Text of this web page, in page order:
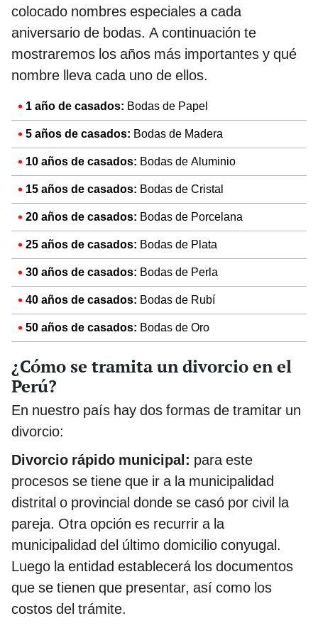
colocado nombres especiales a cada
aniversario de bodas. A continuación te
mostraremos los años más importantes y qué
nombre lleva cada uno de ellos.
1 año de casados: Bodas de Papel
5 años de casados: Bodas de Madera
10 años de casados: Bodas de Aluminio
15 años de casados: Bodas de Cristal
20 años de casados: Bodas de Porcelana
25 años de casados: Bodas de Plata
30 años de casados: Bodas de Perla
40 años de casados: Bodas de Rubí
50 años de casados: Bodas de Oro
¿Cómo se tramita un divorcio en el
Perú?
En nuestro país hay dos formas de tramitar un
divorcio:
Divorcio rápido municipal: para este
procesos se tiene que ir a la municipalidad
distrital o provincial donde se casó por civil la
pareja. Otra opción es recurrir a la
municipalidad del último domicilio conyugal.
Luego la entidad establecerá los documentos
que se tienen que presentar, así como los
costos del trámite.